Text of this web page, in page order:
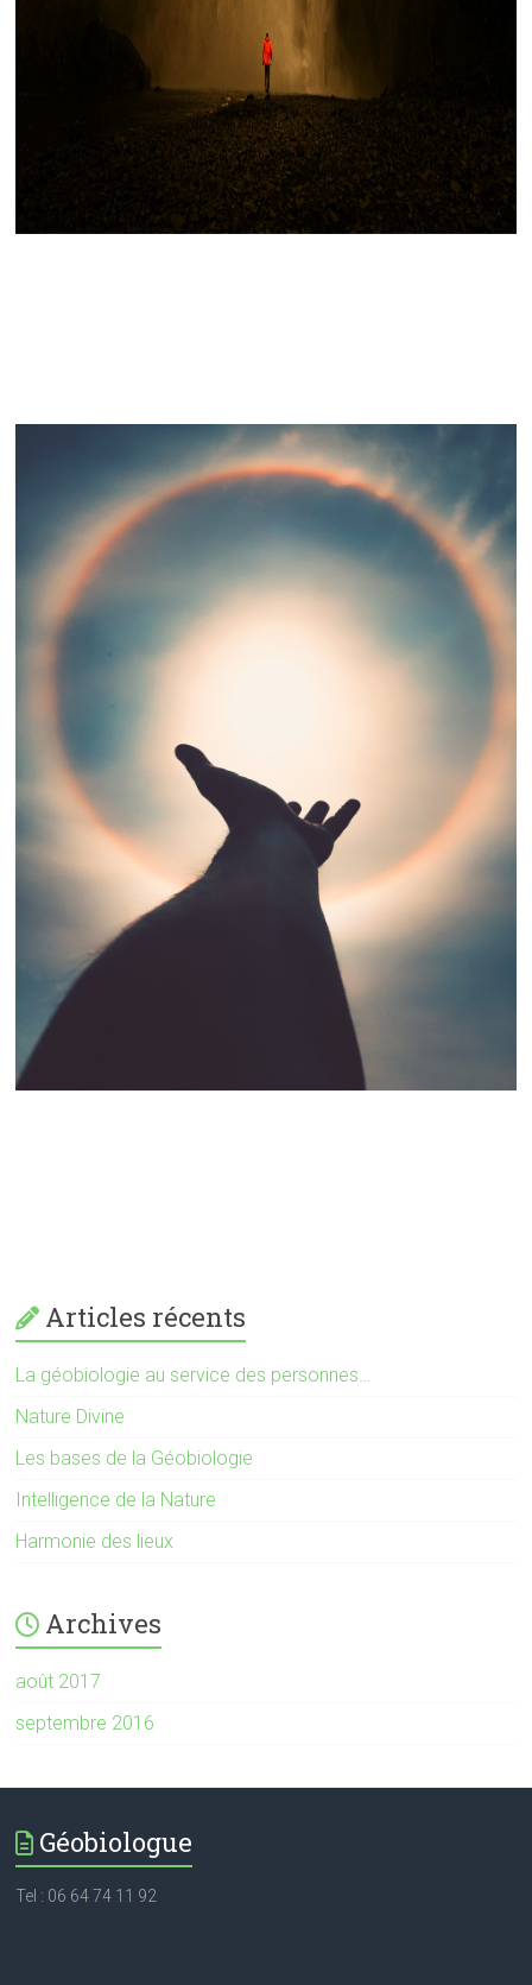
Articles récents
La géobiologie au service des personnes…
Nature Divine
Les bases de la Géobiologie
Intelligence de la Nature
Harmonie des lieux
Archives
août 2017
septembre 2016
Géobiologue
Tel : 06 64 74 11 92